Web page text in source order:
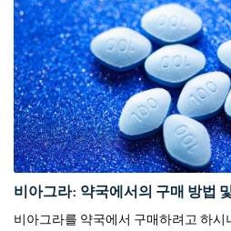
비아그라: 약국에서의 구매 방법
비아그라를 약국에서 구매하려고 하